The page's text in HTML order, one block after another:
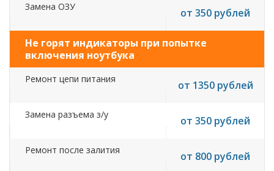
Замена ОЗУ от 350 рублей
Не горят индикаторы при попытке
включения ноутбука
Ремонт цепи питания от 1350 рублей
Замена разъема з/у от 350 рублей
Ремонт после залития от 800 рублей